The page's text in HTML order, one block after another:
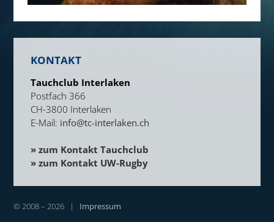
KONTAKT
Tauchclub Interlaken
Postfach 366
CH-3800 Interlaken
E-Mail: info@tc-interlaken.ch
» zum Kontakt Tauchclub
» zum Kontakt UW-Rugby
© 2008 – 2026 | Impressum